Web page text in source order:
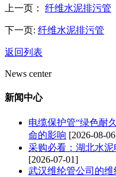
上一页： 纤维水泥排污管
下一页: 纤维水泥排污管
返回列表
News center
新闻中心
电缆保护管“绿色耐
命的影响 [2026-08-
采购必看：湖北水
[2026-07-01]
武汉维纶管公司的